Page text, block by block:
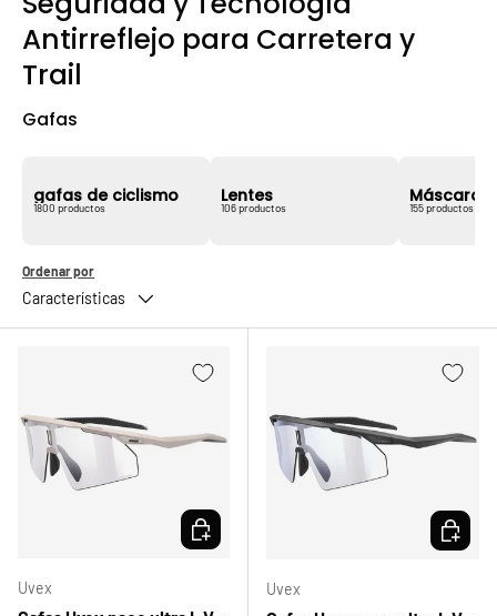
Antirreflejo para Carretera y
Trail
Gafas
gafas de ciclismo
1800 productos
Lentes
106 productos
Máscaras
155 productos
Ordenar por
Características
Uvex
ELEGIR OPCIONES
Uvex
ELEGIR